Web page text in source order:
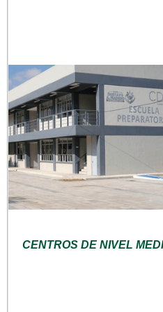
CENTROS DE NIVEL